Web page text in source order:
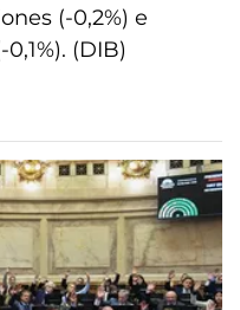
(-0,2%) e
(DIB)